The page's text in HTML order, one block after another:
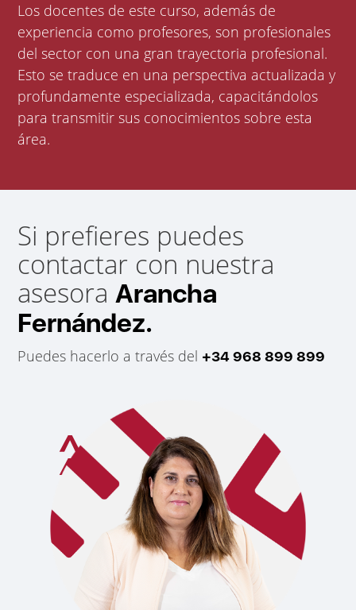
Los docentes de este curso, además de
experiencia como profesores, son profesionales
del sector con una gran trayectoria profesional.
Esto se traduce en una perspectiva actualizada y
profundamente especializada, capacitándolos
para transmitir sus conocimientos sobre esta
área.
Si prefieres puedes
contactar con nuestra
asesoraArancha
Fernández.
Puedes hacerlo a través del +34 968 899 899